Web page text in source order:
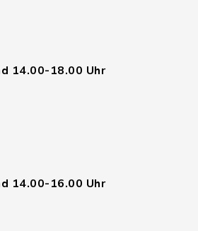
14.00-18.00 Uhr
14.00-16.00 Uhr